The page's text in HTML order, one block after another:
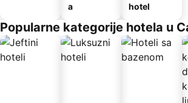
a
hotel
Popularne kategorije hotela u